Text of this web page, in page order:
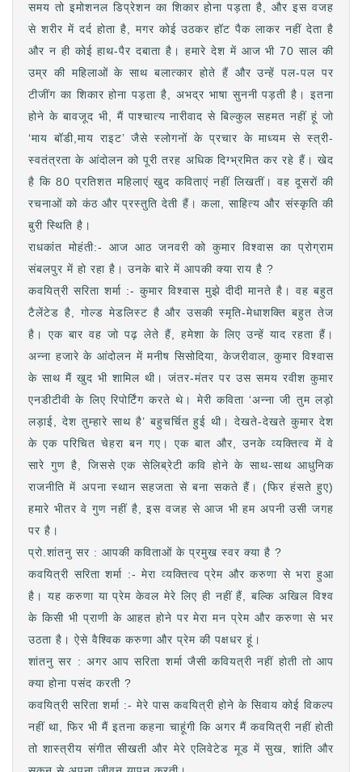
समय तो इमोशनल डिप्रेशन का शिकार होना पड़ता है, और इस वजह
से शरीर में दर्द होता है, मगर कोई उठकर हॉट पैक लाकर नहीं देता है
और न ही कोई हाथ-पैर दबाता है। हमारे देश में आज भी 70 साल की
उम्र की महिलाओं के साथ बलात्कार होते हैं और उन्हें पल-पल पर
टीजींग का शिकार होना पड़ता है, अभद्र भाषा सुननी पड़ती है। इतना
होने के बावजूद भी, मैं पाश्चात्य नारीवाद से बिल्कुल सहमत नहीं हूं जो
‘माय बॉडी,माय राइट’ जैसे स्लोगनों के प्रचार के माध्यम से स्त्री-
स्वतंत्रता के आंदोलन को पूरी तरह अधिक दिग्भ्रमित कर रहे हैं। खेद
है कि 80 प्रतिशत महिलाएं खुद कविताएं नहीं लिखतीं। वह दूसरों की
रचनाओं को कंठ और प्रस्तुति देती हैं। कला, साहित्य और संस्कृति की
बुरी स्थिति है।
राधकांत मोहंती:- आज आठ जनवरी को कुमार विश्वास का प्रोग्राम
संबलपुर में हो रहा है। उनके बारे में आपकी क्या राय है ?
कवयित्री सरिता शर्मा :- कुमार विश्वास मुझे दीदी मानते है। वह बहुत
टैलेंटेड है, गोल्ड मेडलिस्ट है और उसकी स्मृति-मेधाशक्ति बहुत तेज
है। एक बार वह जो पढ़ लेते हैं, हमेशा के लिए उन्हें याद रहता हैं।
अन्ना हजारे के आंदोलन में मनीष सिसोदिया, केजरीवाल, कुमार विश्वास
के साथ मैं खुद भी शामिल थी। जंतर-मंतर पर उस समय रवीश कुमार
एनडीटीवी के लिए रिपोर्टिंग करते थे। मेरी कविता ‘अन्ना जी तुम लड़ो
लड़ाई, देश तुम्हारे साथ है’ बहुचर्चित हुई थी। देखते-देखते कुमार देश
के एक परिचित चेहरा बन गए। एक बात और, उनके व्यक्तित्व में वे
सारे गुण है, जिससे एक सेलिब्रेटी कवि होने के साथ-साथ आधुनिक
राजनीति में अपना स्थान सहजता से बना सकते हैं। (फिर हंसते हुए)
हमारे भीतर वे गुण नहीं है, इस वजह से आज भी हम अपनी उसी जगह
पर है।
प्रो.शांतनु सर : आपकी कविताओं के प्रमुख स्वर क्या है ?
कवयित्री सरिता शर्मा :- मेरा व्यक्तित्व प्रेम और करुणा से भरा हुआ
है। यह करुणा या प्रेम केवल मेरे लिए ही नहीं हैं, बल्कि अखिल विश्व
के किसी भी प्राणी के आहत होने पर मेरा मन प्रेम और करुणा से भर
उठता है। ऐसे वैश्विक करुणा और प्रेम की पक्षधर हूं।
शांतनु सर : अगर आप सरिता शर्मा जैसी कवियत्री नहीं होती तो आप
क्या होना पसंद करती ?
कवयित्री सरिता शर्मा :- मेरे पास कवयित्री होने के सिवाय कोई विकल्प
नहीं था, फिर भी मैं इतना कहना चाहूंगी कि अगर मैं कवयित्री नहीं होती
तो शास्त्रीय संगीत सीखती और मेरे एलिवेटेड मूड में सुख, शांति और